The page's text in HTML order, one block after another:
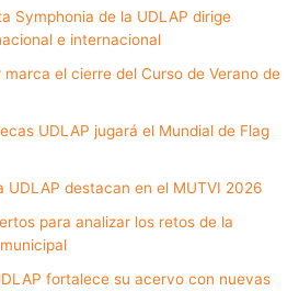
Symphonia de la UDLAP dirige
e internacional
el cierre del Curso de Verano de
UDLAP jugará el Mundial de Flag
UDLAP destacan en el MUTVI 2026
para analizar los retos de la
fortalece su acervo con nuevas